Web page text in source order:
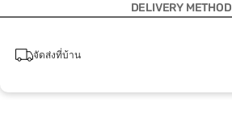
DELIVERY METHOD
จัดส่งที่บ้าน